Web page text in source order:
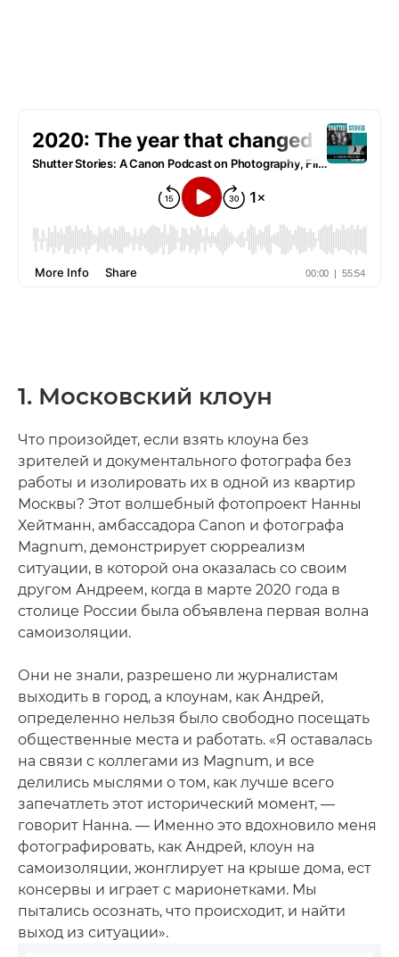
1. Московский клоун
Что произойдет, если взять клоуна без
зрителей и документального фотографа без
работы и изолировать их в одной из квартир
Москвы? Этот волшебный фотопроект Нанны
Хейтманн, амбассадора Canon и фотографа
Magnum, демонстрирует сюрреализм
ситуации, в которой она оказалась со своим
другом Андреем, когда в марте 2020 года в
столице России была объявлена первая волна
самоизоляции.
Они не знали, разрешено ли журналистам
выходить в город, а клоунам, как Андрей,
определенно нельзя было свободно посещать
общественные места и работать. «Я оставалась
на связи с коллегами из Magnum, и все
делились мыслями о том, как лучше всего
запечатлеть этот исторический момент, —
говорит Нанна. — Именно это вдохновило меня
фотографировать, как Андрей, клоун на
самоизоляции, жонглирует на крыше дома, ест
консервы и играет с марионетками. Мы
пытались осознать, что происходит, и найти
выход из ситуации».